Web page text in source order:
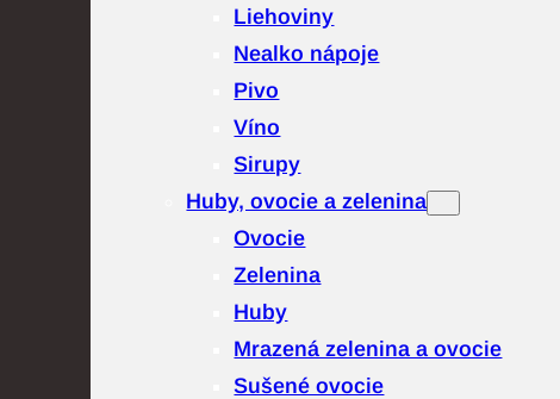
Liehoviny
Nealko nápoje
Pivo
Víno
Sirupy
Huby, ovocie a zelenina
Ovocie
Zelenina
Huby
Mrazená zelenina a ovocie
Sušené ovocie